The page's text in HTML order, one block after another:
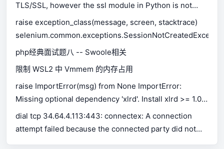
TLS/SSL, however the ssl module in Python is not
available.
raise exception_class(message, screen, stacktrace)
php经典面试题八 -- Swoole相关
限制 WSL2 中 Vmmem 的内存占用
raise ImportError(msg) from None ImportError:
Missing optional dependency 'xlrd'. Install xlrd >= 1.0.0
for Excel support Use pip or conda to install xlrd.
dial tcp 34.64.4.113:443: connectex: A connection
attempt failed because the connected party did not